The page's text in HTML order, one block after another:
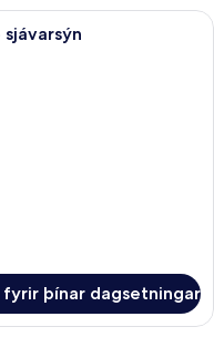
af bestu gerð, míníbar,
fyrir þínar dagsetningar